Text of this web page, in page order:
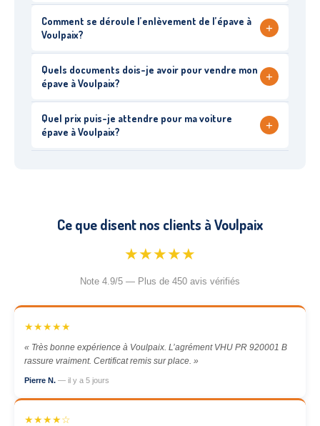
Comment se déroule l’enlèvement de l’épave à
Voulpaix?
+
Quels documents dois-je avoir pour vendre mon
épave à Voulpaix?
+
Quel prix puis-je attendre pour ma voiture
épave à Voulpaix?
+
Ce que disent nos clients à Voulpaix
★★★★★
Note 4.9/5 — Plus de 450 avis vérifiés
★★★★★
« Très bonne expérience à Voulpaix. L’agrément VHU PR 920001 B
rassure vraiment. Certificat remis sur place. »
Pierre N. — il y a 5 jours
★★★★☆